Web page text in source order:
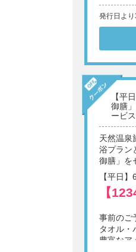
※18:00以
※予告な
※雨天や強
プールお
※プール
※他券・他
※日帰りで
※表示料
※メンテナ
用いただ
発行日よ
【平
御膳
ービ
天然温泉
浴プラン
御膳」を
【平日
【
事前のご
タオル・
豊富なア